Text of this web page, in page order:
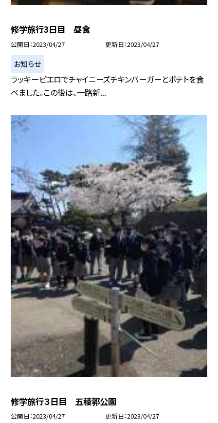
修学旅行3日目 昼食
公開日 2023/04/27 更新日 2023/04/27
お知らせ
ラッキーピエロでチャイニーズチキンバーガーとポテトを食
べました。この後は、一路新...
修学旅行３日目 五稜郭公園
公開日 2023/04/27 更新日 2023/04/27